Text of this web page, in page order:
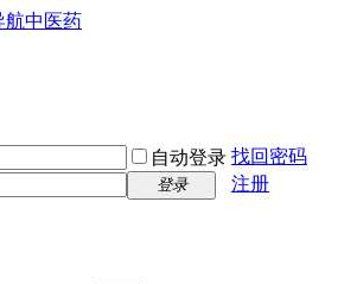
航中医药
自动登录 找回密码
登录
注册